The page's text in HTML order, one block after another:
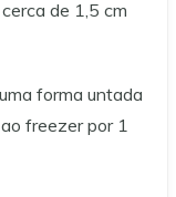
de 1,5 cm
forma untada
freezer por 1